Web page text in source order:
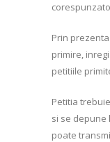
Prin
primire,
petitiile
Petitia
si se depune
poate